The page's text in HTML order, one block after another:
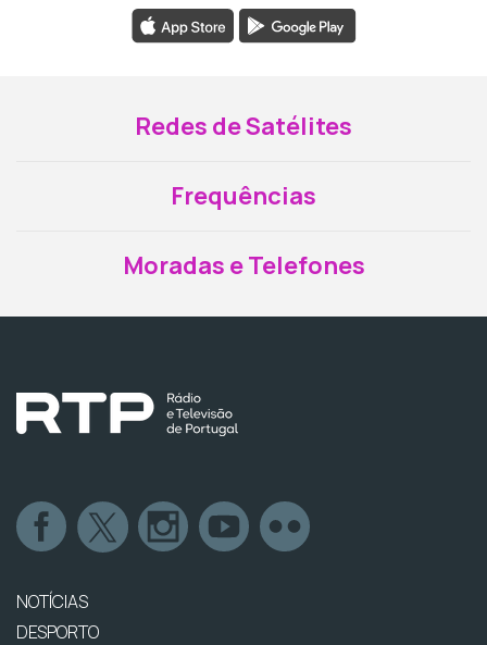
Redes de Satélites
Frequências
Moradas e Telefones
NOTÍCIAS
DESPORTO